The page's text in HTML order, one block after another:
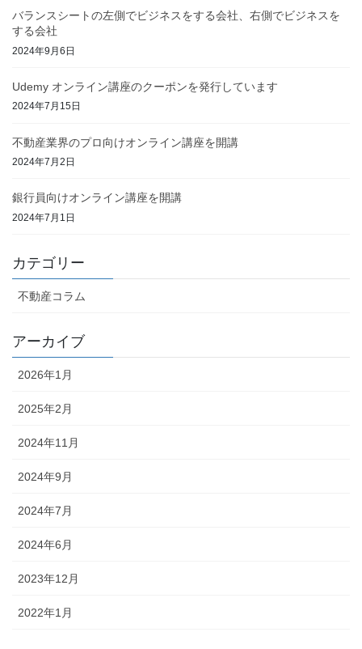
バランスシートの左側でビジネスをする会社、右側でビジネスを
する会社
2024年9月6日
Udemy オンライン講座のクーポンを発行しています
2024年7月15日
不動産業界のプロ向けオンライン講座を開講
2024年7月2日
銀行員向けオンライン講座を開講
2024年7月1日
カテゴリー
不動産コラム
アーカイブ
2026年1月
2025年2月
2024年11月
2024年9月
2024年7月
2024年6月
2023年12月
2022年1月